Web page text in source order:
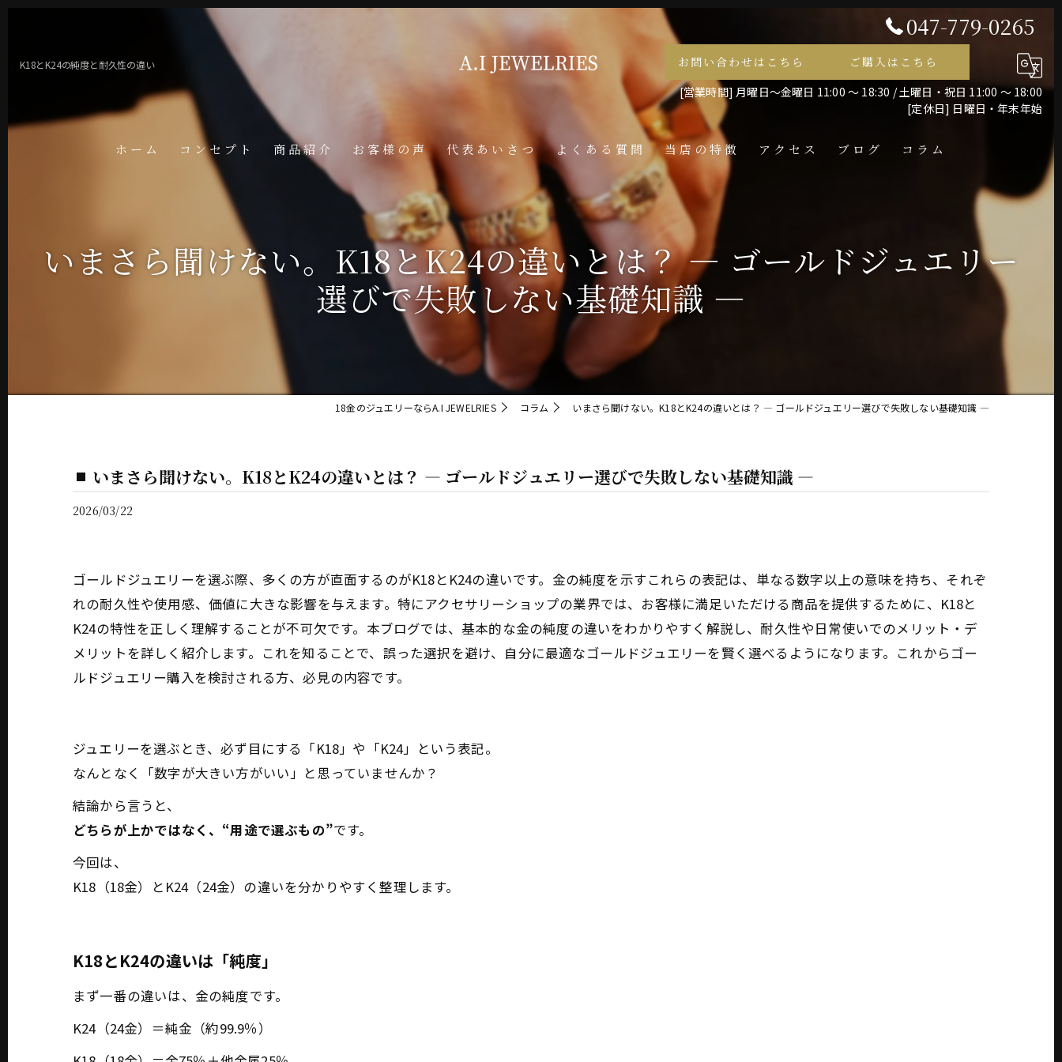
K18とK24の純度と耐久性の違い
047-779-0265
お問い合わせはこちら
ご購入はこちら
[営業時間] 月曜日～金曜日 11:00 ～ 18:30 / 土曜日・祝日 11:00 ～ 18:00
[定休日] 日曜日・年末年始
ホーム コンセプト 商品紹介 お客様の声 代表あいさつ よくある質問 当店の特徴
喜平
ネックレス
メンズ
ペンダント
アクセス ブログ コラム
いまさら聞けない。K18とK24の違いとは？ ― ゴールドジュエリー
選びで失敗しない基礎知識 ―
18金のジュエリーならA.I JEWELRIES コラム いまさら聞けない。K18とK24の違いとは？ ― ゴールドジュエリー選びで失敗しない基礎知識 ―
いまさら聞けない。K18とK24の違いとは？ ― ゴールドジュエリー選びで失敗しない基礎知識 ―
2026/03/22
ゴールドジュエリーを選ぶ際、多くの方が直面するのがK18とK24の違いです。金の純度を示すこれらの表記は、単なる数字以上の意味を持ち、それぞ
れの耐久性や使用感、価値に大きな影響を与えます。特にアクセサリーショップの業界では、お客様に満足いただける商品を提供するために、K18と
K24の特性を正しく理解することが不可欠です。本ブログでは、基本的な金の純度の違いをわかりやすく解説し、耐久性や日常使いでのメリット・デ
メリットを詳しく紹介します。これを知ることで、誤った選択を避け、自分に最適なゴールドジュエリーを賢く選べるようになります。これからゴー
ルドジュエリー購入を検討される方、必見の内容です。
ジュエリーを選ぶとき、必ず目にする「K18」や「K24」という表記。
なんとなく「数字が大きい方がいい」と思っていませんか？
結論から言うと、
どちらが上かではなく、“用途で選ぶもの”です。
今回は、
K18（18金）とK24（24金）の違いを分かりやすく整理します。
K18とK24の違いは「純度」
まず一番の違いは、金の純度です。
K24（24金）＝純金（約99.9％）